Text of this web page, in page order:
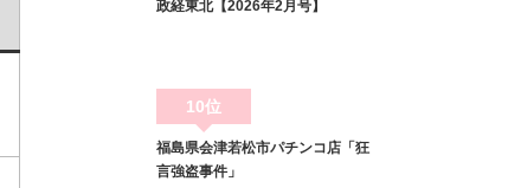
政経東北【2026年2月号】
10位
福島県会津若松市パチンコ店「狂
言強盗事件」